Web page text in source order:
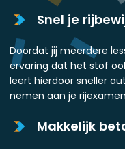
Snel je
Doordat jij meerdere
ervaring dat het stof
leert hierdoor sneller
nemen aan je
Makkelijk